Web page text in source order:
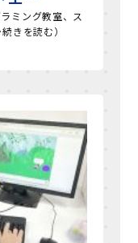
ミング教室、ス
きを読む）